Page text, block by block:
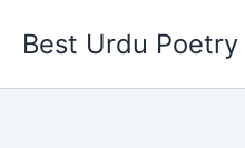
Best Urdu Poetry